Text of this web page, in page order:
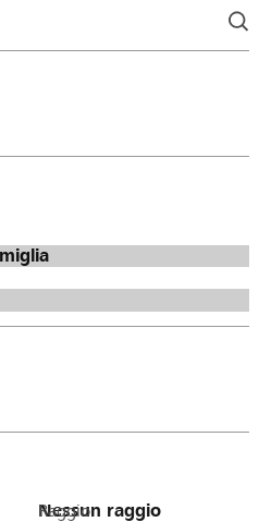
Raggio